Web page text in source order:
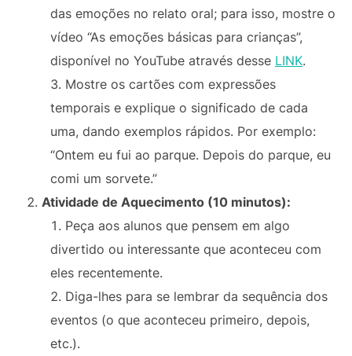
das emoções no relato oral; para isso, mostre o
vídeo “As emoções básicas para crianças”,
disponível no YouTube através desse LINK.
Mostre os cartões com expressões
temporais e explique o significado de cada
uma, dando exemplos rápidos. Por exemplo:
“Ontem eu fui ao parque. Depois do parque, eu
comi um sorvete.”
Atividade de Aquecimento (10 minutos):
Peça aos alunos que pensem em algo
divertido ou interessante que aconteceu com
eles recentemente.
Diga-lhes para se lembrar da sequência dos
eventos (o que aconteceu primeiro, depois,
etc.).